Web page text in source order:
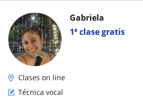
1ª clase gratis
Gabriela
Clases on line
Técnica vocal